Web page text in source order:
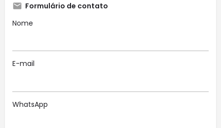
Formulário de contato
Nome
E-mail
WhatsApp